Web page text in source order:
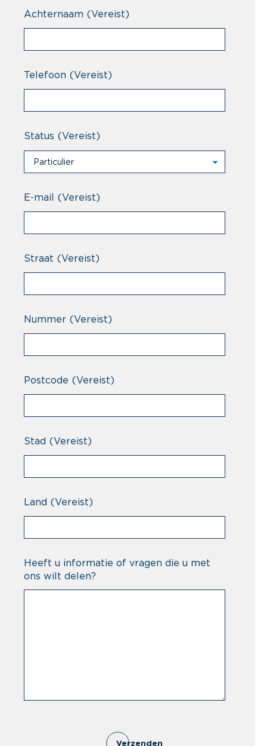
Achternaam (Vereist)
Telefoon (Vereist)
Status (Vereist)
Particulier
Professional
E-mail (Vereist)
Straat (Vereist)
Nummer (Vereist)
Postcode (Vereist)
Stad (Vereist)
Land (Vereist)
Heeft u informatie of vragen die u met
ons wilt delen?
Verzenden